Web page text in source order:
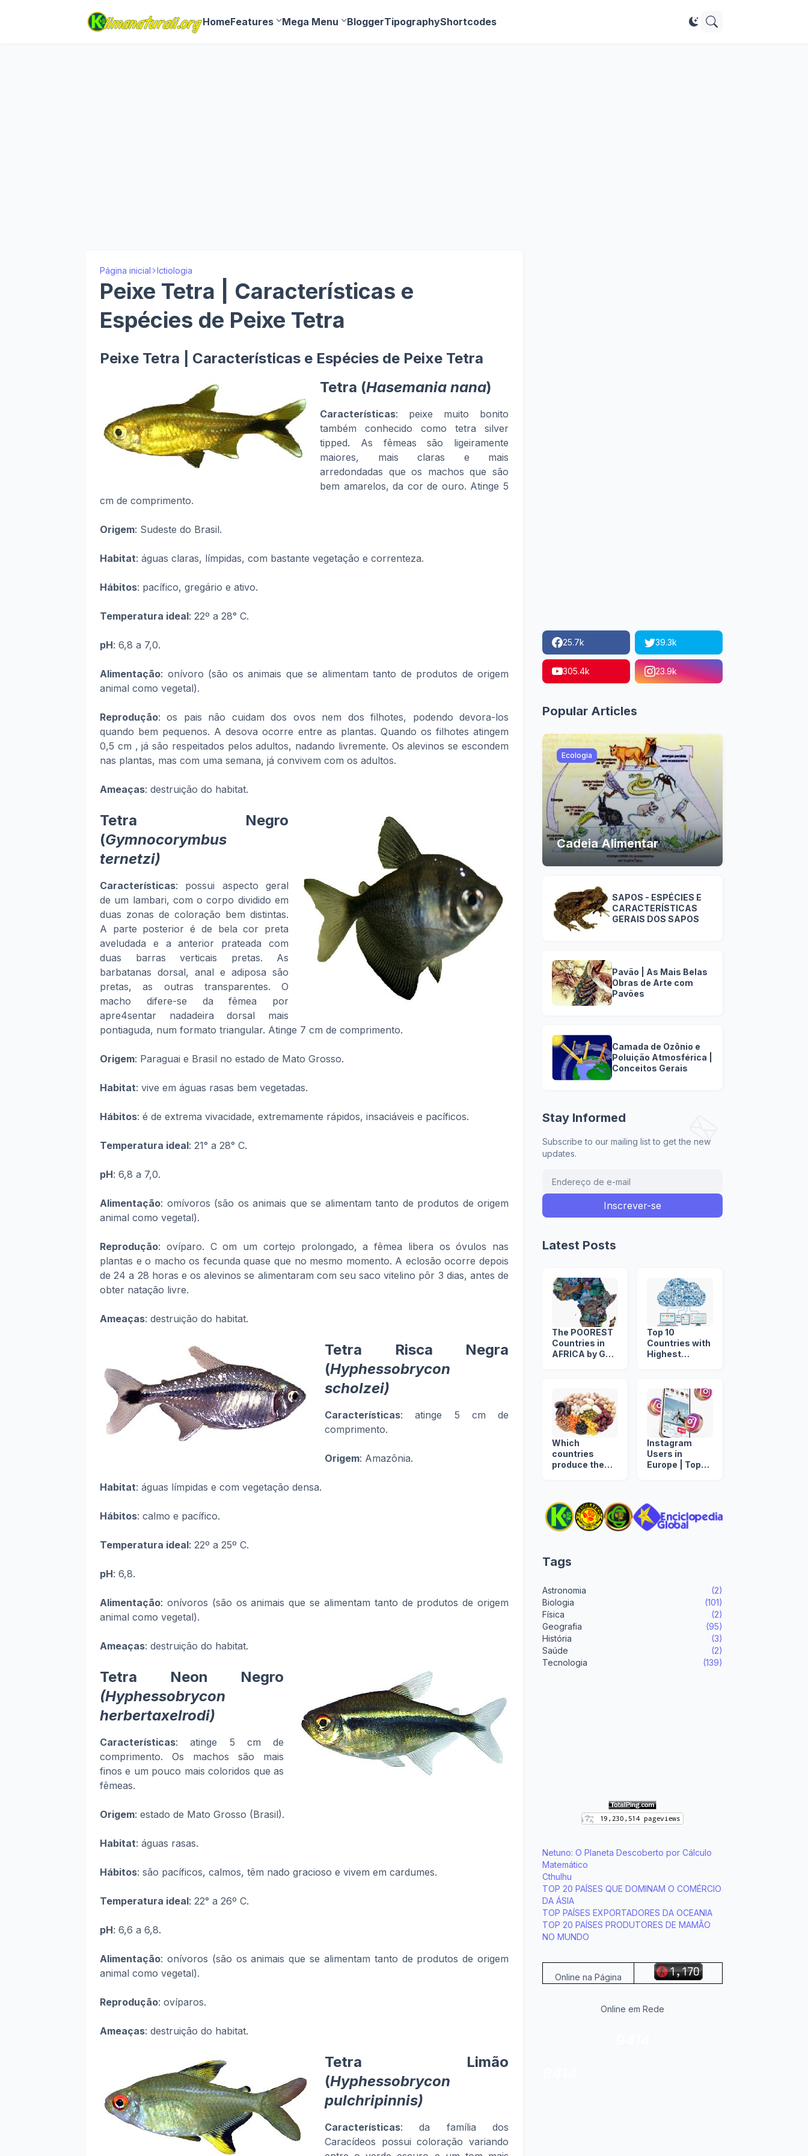
HomeFeatures Mega Menu BloggerTipographyShortcodes
Página inicial Ictiologia
Peixe Tetra | Características e
Espécies de Peixe Tetra
Peixe Tetra | Características e Espécies de Peixe Tetra
Tetra (Hasemania nana)
Características: peixe muito bonito
também conhecido como tetra silver
tipped. As fêmeas são ligeiramente
maiores, mais claras e mais
arredondadas que os machos que são
bem amarelos, da cor de ouro. Atinge 5
cm de comprimento.
Origem: Sudeste do Brasil.
Habitat: águas claras, límpidas, com bastante vegetação e correnteza.
Hábitos: pacífico, gregário e ativo.
Temperatura ideal: 22º a 28° C.
pH: 6,8 a 7,0.
Alimentação: onívoro (são os animais que se alimentam tanto de produtos de origem
animal como vegetal).
Reprodução: os pais não cuidam dos ovos nem dos filhotes, podendo devora-los
quando bem pequenos. A desova ocorre entre as plantas. Quando os filhotes atingem
0,5 cm , já são respeitados pelos adultos, nadando livremente. Os alevinos se escondem
nas plantas, mas com uma semana, já convivem com os adultos.
Ameaças: destruição do habitat.
Tetra Negro
(Gymnocorymbus
ternetzi)
Características: possui aspecto geral
de um lambari, com o corpo dividido em
duas zonas de coloração bem distintas.
A parte posterior é de bela cor preta
aveludada e a anterior prateada com
duas barras verticais pretas. As
barbatanas dorsal, anal e adiposa são
pretas, as outras transparentes. O
macho difere-se da fêmea por
apre4sentar nadadeira dorsal mais
pontiaguda, num formato triangular. Atinge 7 cm de comprimento.
Origem: Paraguai e Brasil no estado de Mato Grosso.
Habitat: vive em águas rasas bem vegetadas.
Hábitos: é de extrema vivacidade, extremamente rápidos, insaciáveis e pacíficos.
Temperatura ideal: 21° a 28° C.
pH: 6,8 a 7,0.
Alimentação: omívoros (são os animais que se alimentam tanto de produtos de origem
animal como vegetal).
Reprodução: ovíparo. C om um cortejo prolongado, a fêmea libera os óvulos nas
plantas e o macho os fecunda quase que no mesmo momento. A eclosão ocorre depois
de 24 a 28 horas e os alevinos se alimentaram com seu saco vitelino pôr 3 dias, antes de
obter natação livre.
Ameaças: destruição do habitat.
Tetra Risca Negra
(Hyphessobrycon
scholzei)
Características: atinge 5 cm de
comprimento.
Origem: Amazônia.
Habitat: águas límpidas e com vegetação densa.
Hábitos: calmo e pacífico.
Temperatura ideal: 22º a 25º C.
pH: 6,8.
Alimentação: onívoros (são os animais que se alimentam tanto de produtos de origem
animal como vegetal).
Ameaças: destruição do habitat.
Tetra Neon Negro
(Hyphessobrycon
herbertaxelrodi)
Características: atinge 5 cm de
comprimento. Os machos são mais
finos e um pouco mais coloridos que as
fêmeas.
Origem: estado de Mato Grosso (Brasil).
Habitat: águas rasas.
Hábitos: são pacíficos, calmos, têm nado gracioso e vivem em cardumes.
Temperatura ideal: 22° a 26º C.
pH: 6,6 a 6,8.
Alimentação: onívoros (são os animais que se alimentam tanto de produtos de origem
animal como vegetal).
Reprodução: ovíparos.
Ameaças: destruição do habitat.
Tetra Limão
(Hyphessobrycon
pulchripinnis)
Características: da família dos
Caracídeos possui coloração variando
25.7k 39.3k
305.4k 23.9k
Popular Articles
Ecologia
Cadeia Alimentar
SAPOS - ESPÉCIES E
CARACTERÍSTICAS
GERAIS DOS SAPOS
Pavão | As Mais Belas
Obras de Arte com
Pavões
Camada de Ozônio e
Poluição Atmosférica |
Conceitos Gerais
Stay Informed
Subscribe to our mailing list to get the new
updates.
Latest Posts
The POOREST
Countries in
AFRICA by GDP
Top 10
Countries with
Highest
Which
countries
produce the
Instagram
Users in
Europe | Top
Users
Tags
Astronomia
(2)
Biologia
(101)
Física
(2)
Geografia
(95)
História
(3)
Saúde
(2)
Tecnologia
(139)
Netuno: O Planeta Descoberto por Cálculo
Matemático
Cthulhu
TOP 20 PAÍSES QUE DOMINAM O COMÉRCIO
DA ÁSIA
TOP PAÍSES EXPORTADORES DA OCEANIA
TOP 20 PAÍSES PRODUTORES DE MAMÃO
NO MUNDO
Online na Página
Online em Rede